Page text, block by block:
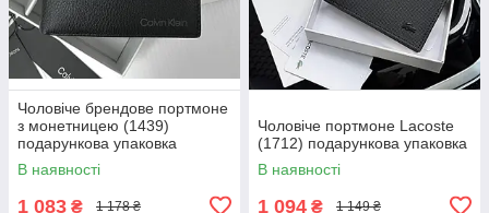
Чоловіче брендове портмоне
з монетницею (1439)
подарункова упаковка
В наявності
1 083 ₴ 1 178 ₴
Чоловіче портмоне Lacoste
(1712) подарункова упаковка
В наявності
1 094 ₴ 1 149 ₴